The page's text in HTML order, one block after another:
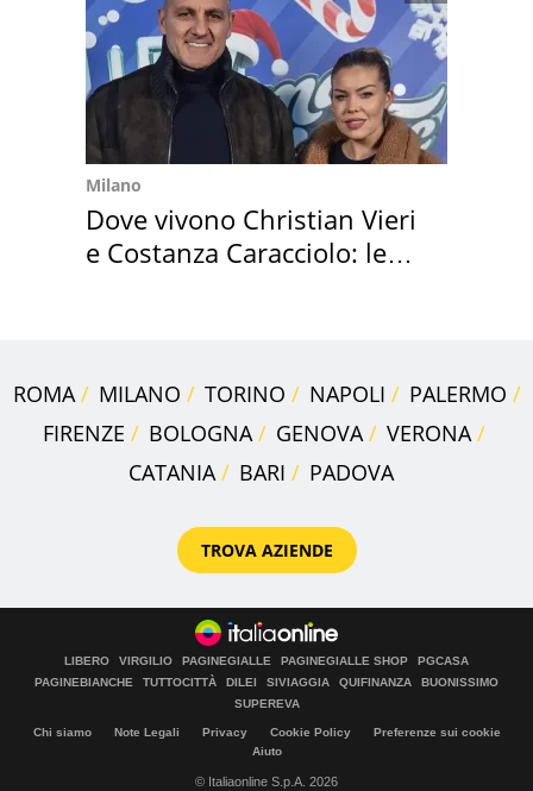
Milano
Dove vivono Christian Vieri
e Costanza Caracciolo: le
ROMA MILANO TORINO NAPOLI
PALERMO
FIRENZE
BOLOGNA GENOVA
VERONA
CATANIA
BARI PADOVA
TROVA AZIENDE
LIBERO VIRGILIO PAGINEGIALLE PAGINEGIALLE SHOP
PGCASA
PAGINEBIANCHE
TUTTOCITTÀ DILEI SIVIAGGIA QUIFINANZA
BUONISSIMO
SUPEREVA
Chi siamo Note Legali Privacy Cookie Policy
Preferenze sui cookie
Aiuto
© Italiaonline S.p.A. 2026